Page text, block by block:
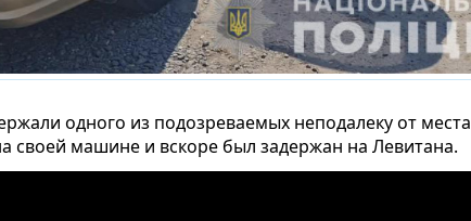
одного из подозреваемых неподалеку от места
своей машине и вскоре был задержан на Левитана.